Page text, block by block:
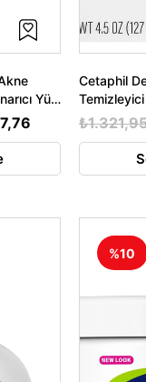
Yüz
Cetaphil
%10